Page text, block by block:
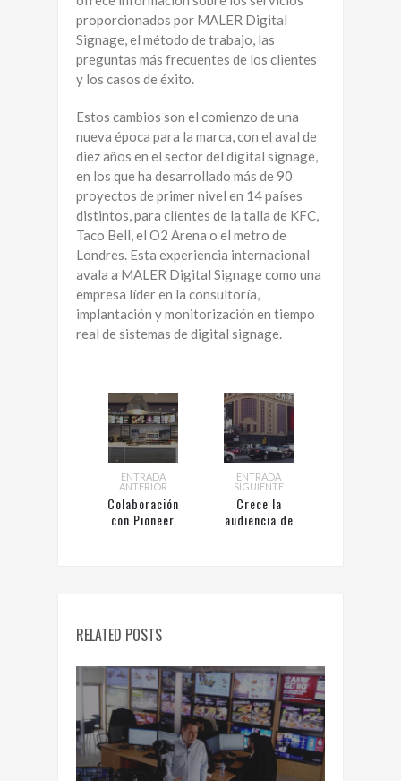
proporcionados por MALER Digital
Signage, el método de trabajo, las
preguntas más frecuentes de los clientes
y los casos de éxito.
Estos cambios son el comienzo de una
nueva época para la marca, con el aval de
diez años en el sector del digital signage,
en los que ha desarrollado más de 90
proyectos de primer nivel en 14 países
distintos, para clientes de la talla de KFC,
Taco Bell, el O2 Arena o el metro de
Londres. Esta experiencia internacional
avala a MALER Digital Signage como una
empresa líder en la consultoría,
implantación y monitorización en tiempo
real de sistemas de digital signage.
ENTRADA
ANTERIOR
Colaboración
con Pioneer
ENTRADA
SIGUIENTE
Crece la
audiencia de
RELATED POSTS